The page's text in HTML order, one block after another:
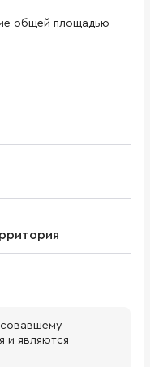
общей площадью
и являются